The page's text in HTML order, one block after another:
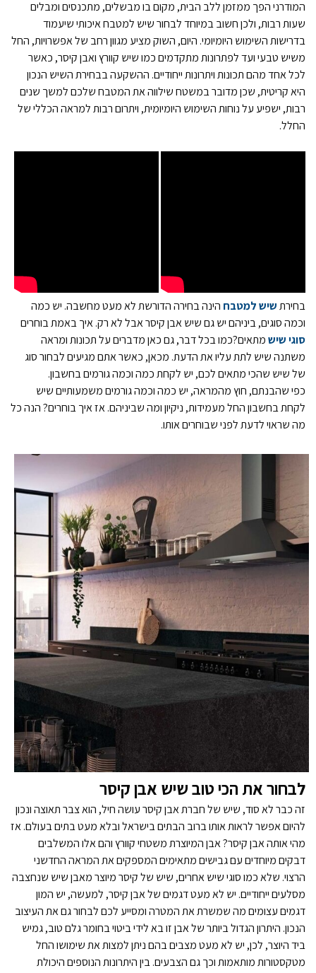
המודרני הפך ממזמן ללב הבית, מקום בו מבשלים, מתכנסים ומבלים
שעות רבות, ולכן חשוב במיוחד לבחור שיש למטבח איכותי שיעמוד
בדרישות השימוש היומיומי. היום, השוק מציע מגוון רחב של אפשרויות, החל
משיש טבעי ועד לפתרונות מתקדמים כמו שיש קוורץ ואבן קיסר, כאשר
לכל אחד מהם תכונות ויתרונות ייחודיים. ההשקעה בבחירת השיש הנכון
היא קריטית, שכן מדובר במשטח שילווה את המטבח שלכם למשך שנים
רבות, ישפיע על נוחות השימוש היומיומית, ויתרום רבות למראה הכללי של
החלל.
בחירתשיש למטבח הינה בחירה הדורשת לא מעט מחשבה. יש כמה
וכמה סוגים, ביניהם יש גם שיש אבן קיסר אבל לא רק. איך באמת בוחרים
סוגי שישמתאים?כמו בכל דבר, גם כאן מדברים על תכונות ומראה
משתנה שיש לתת עליו את הדעת. מכאן, כאשר אתם מגיעים לבחור סוג
של שיש שהכי מתאים לכם, יש לקחת כמה וכמה גורמים בחשבון.
כפי שהבנתם, חוץ מהמראה, יש כמה וכמה גורמים משמעותיים שיש
לקחת בחשבון החל מעמידות, ניקיון ומה שביניהם. אז איך בוחרים? הנה כל
מה שראוי לדעת לפני שבוחרים אותו.
לבחור את הכי טוב שיש אבן קיסר
זה כבר לא סוד, שיש של חברת אבן קיסר עושה חיל, הוא צבר תאוצה ונכון
להיום אפשר לראות אותו ברוב הבתים בישראל ובלא מעט בתים בעולם. אז
מהי אותה אבן קיסר? אבן המיוצרת משטחי קוורץ והם אלו המשלבים
דבקים מיוחדים עם גבישים מתאימים המספקים את המראה החדשני
הרצוי. שלא כמו סוגי שיש אחרים, שיש של קיסר מיוצר מאבן שיש שנחצבה
מסלעים ייחודיים. יש לא מעט דגמים של אבן קיסר, למעשה, יש המון
דגמים עצומים מה שמשרת את המטרה ומסייע לכם לבחור גם את העיצוב
הנכון. היתרון הגדול ביותר של אבן זו בא לידי ביטוי בחומר גלם טוב, גמיש
ביד היוצר, לכן, יש לא מעט מצבים בהם ניתן למצות את שימושו החל
מטקסטורות מותאמות וכך גם הצבעים. בין היתרונות הנוספים היכולת